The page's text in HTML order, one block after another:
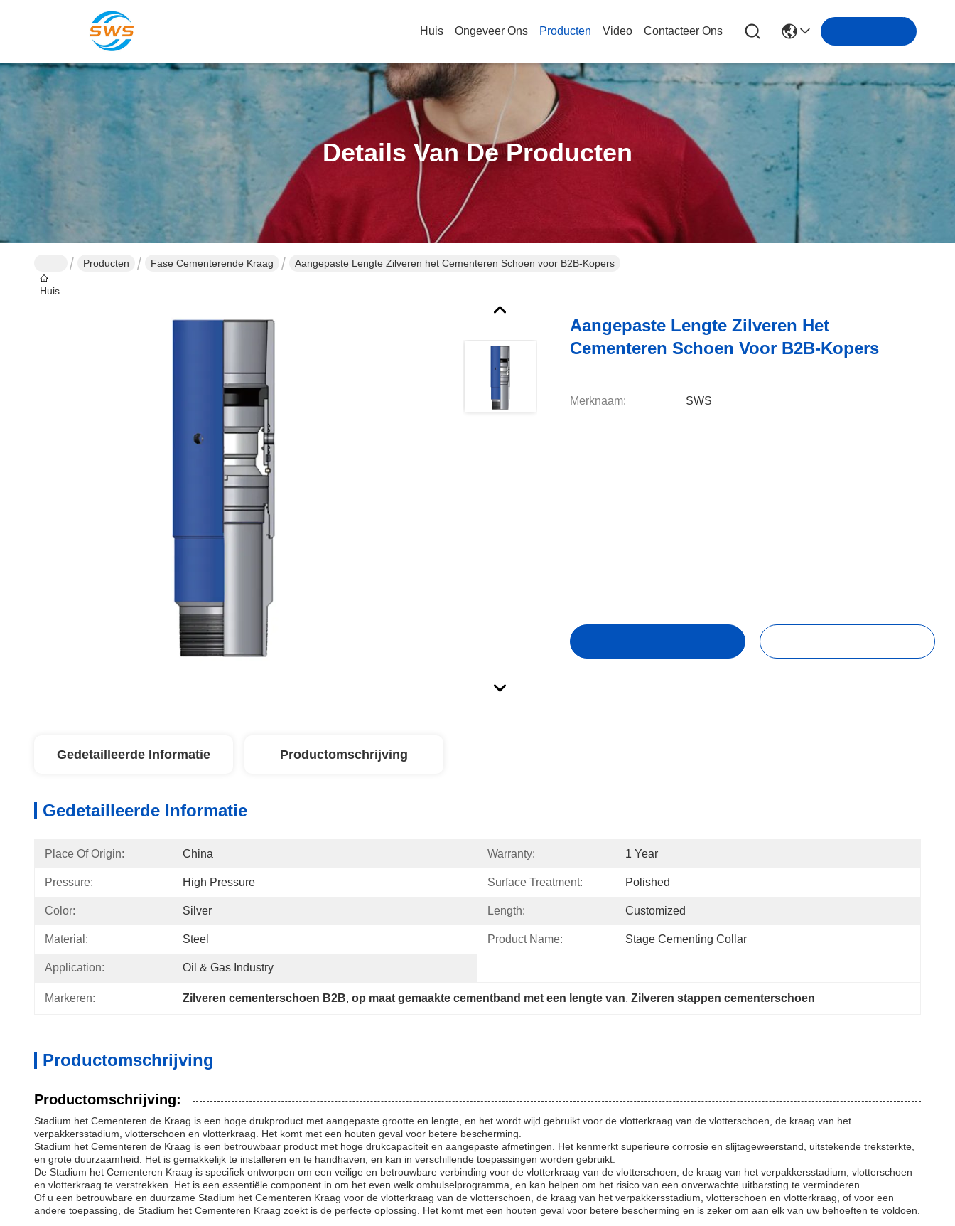
Huis Ongeveer Ons Producten Video Contacteer Ons
Details Van De Producten
Huis
Producten Fase Cementerende Kraag Aangepaste Lengte Zilveren het Cementeren Schoen voor B2B-Kopers
Aangepaste Lengte Zilveren Het
Cementeren Schoen Voor B2B-Kopers
Merknaam: SWS
Gedetailleerde Informatie Productomschrijving
Gedetailleerde Informatie
Place Of Origin: China Warranty: 1 Year
Pressure: High Pressure Surface Treatment: Polished
Color: Silver Length: Customized
Material: Steel Product Name: Stage Cementing Collar
Application: Oil & Gas Industry
Markeren: Zilveren cementerschoen B2B, op maat gemaakte cementband met een lengte van, Zilveren stappen cementerschoen
Productomschrijving
Productomschrijving:
Stadium het Cementeren de Kraag is een hoge drukproduct met aangepaste grootte en lengte, en het wordt wijd gebruikt voor de vlotterkraag van de vlotterschoen, de kraag van het
verpakkersstadium, vlotterschoen en vlotterkraag. Het komt met een houten geval voor betere bescherming.
Stadium het Cementeren de Kraag is een betrouwbaar product met hoge drukcapaciteit en aangepaste afmetingen. Het kenmerkt superieure corrosie en slijtageweerstand, uitstekende treksterkte,
en grote duurzaamheid. Het is gemakkelijk te installeren en te handhaven, en kan in verschillende toepassingen worden gebruikt.
De Stadium het Cementeren Kraag is specifiek ontworpen om een veilige en betrouwbare verbinding voor de vlotterkraag van de vlotterschoen, de kraag van het verpakkersstadium, vlotterschoen
en vlotterkraag te verstrekken. Het is een essentiële component in om het even welk omhulselprogramma, en kan helpen om het risico van een onverwachte uitbarsting te verminderen.
Of u een betrouwbare en duurzame Stadium het Cementeren Kraag voor de vlotterkraag van de vlotterschoen, de kraag van het verpakkersstadium, vlotterschoen en vlotterkraag, of voor een
andere toepassing, de Stadium het Cementeren Kraag zoekt is de perfecte oplossing. Het komt met een houten geval voor betere bescherming en is zeker om aan elk van uw behoeften te voldoen.